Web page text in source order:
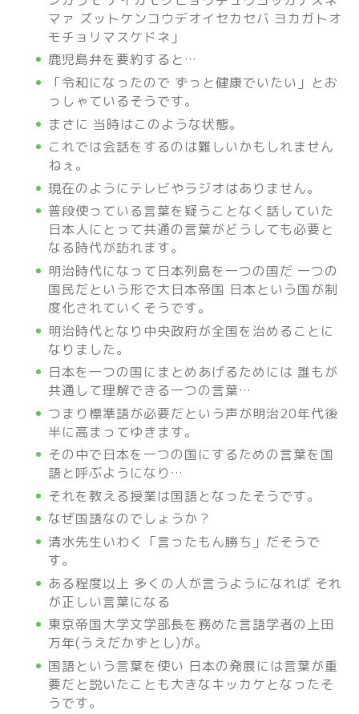
マァ ズットケンコウデオイセカセバ ヨカガトオ
モチョリマスケドネ」
鹿児島弁を要約すると…
「令和になったので ずっと健康でいたい」とお
っしゃているそうです。
まさに 当時はこのような状態。
これでは会話をするのは難しいかもしれません
ねぇ。
現在のようにテレビやラジオはありません。
普段使っている言葉を疑うことなく話していた
日本人にとって共通の言葉がどうしても必要と
なる時代が訪れます。
明治時代になって日本列島を一つの国だ 一つの
国民だという形で大日本帝国 日本という国が制
度化されていくそうです。
明治時代となり中央政府が全国を治めることに
なりました。
日本を一つの国にまとめあげるためには 誰もが
共通して理解できる一つの言葉…
つまり標準語が必要だという声が明治20年代後
半に高まってゆきます。
その中で日本を一つの国にするための言葉を国
語と呼ぶようになり…
それを教える授業は国語となったそうです。
なぜ国語なのでしょうか？
清水先生いわく「言ったもん勝ち」だそうで
す。
ある程度以上 多くの人が言うようになれば それ
が正しい言葉になる
東京帝国大学文学部長を務めた言語学者の上田
万年(うえだかずとし)が。
国語という言葉を使い 日本の発展には言葉が重
要だと説いたことも大きなキッカケとなったそ
うです。